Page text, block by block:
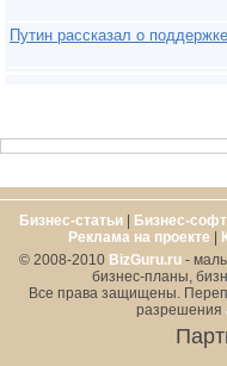
Путин рассказал о
Бизнес-статьи| Бизнес-софт
Реклама на проекте |
© 2008-2010 BizGuru.ru -
бизнес-планы,
Все права защищены.
разрешения